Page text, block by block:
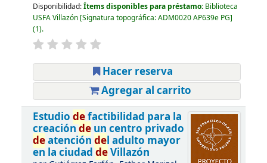
Disponibilidad:Ítems disponibles para préstamo: Biblioteca
USFA Villazón Signatura topográfica:ADM0020 AP639e PG
(1).
Hacer reserva
Agregar al carrito
Estudio defactibilidad para la
creacióndeun centro privado
deatención del adulto mayor
en la ciudaddeVillazón